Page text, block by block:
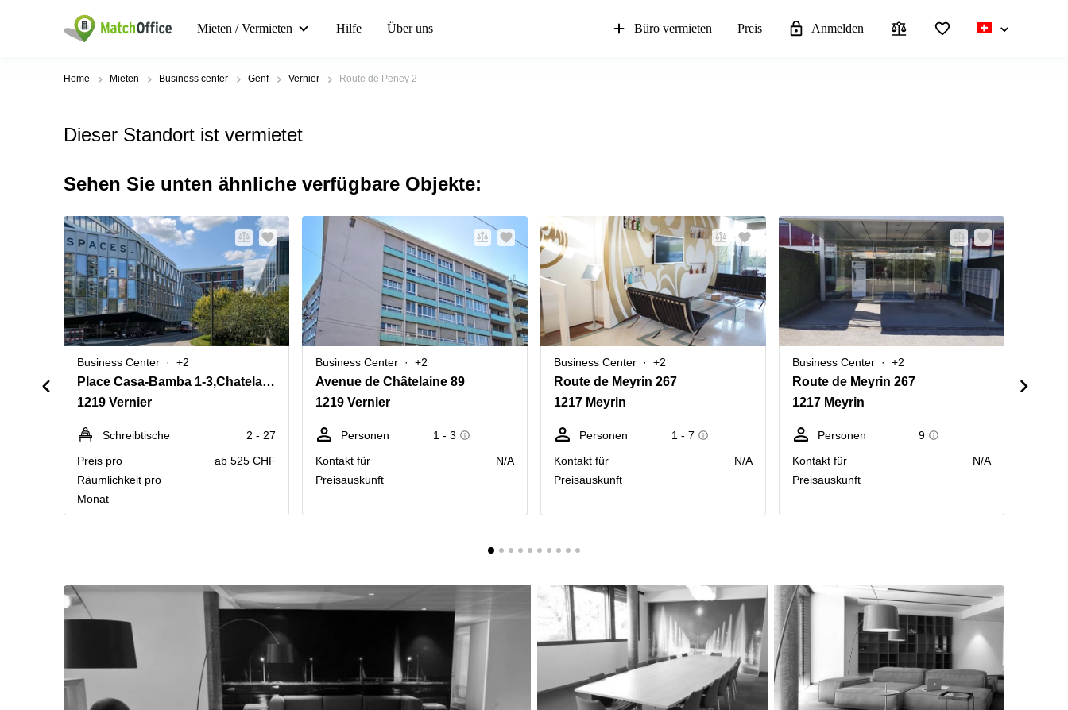
Mieten / Vermieten Hilfe Über uns Büro vermieten Preis Anmelden
Home Mieten Business center Genf Vernier Route de Peney 2
Dieser Standort ist vermietet
Sehen Sie unten ähnliche verfügbare Objekte:
Business Center +2
Place Casa-Bamba 1-3,Chatelaine
1219 Vernier
Schreibtische
2 - 27
Preis pro
Räumlichkeit pro
Monat
ab 525 CHF
Business Center +2
Avenue de Châtelaine 89
1219 Vernier
Personen
1 - 3
Kontakt für
Preisauskunft
N/A
Business Center +2
Route de Meyrin 267
1217 Meyrin
Personen
1 - 7
Kontakt für
Preisauskunft
N/A
Business Center +2
Route de Meyrin 267
1217 Meyrin
Personen
9
Kontakt für
Preisauskunft
N/A